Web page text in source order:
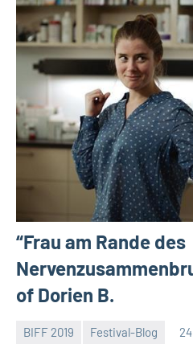
“Frau am Rande des
of Dorien B.
BIFF 2019 Festival-Blog